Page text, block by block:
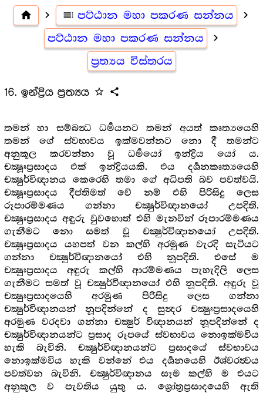
home navigate_next toc පට්ඨාන මහා පකරණ සන්නය navigate_next
පට්ඨාන මහා පකරණ සන්නය navigate_next
ප්‍රත්‍යය විස්තරය
16. ඉන්ද්‍රිය ප්‍රත්‍යය star_outline share
තමන් හා සම්බන්‍ධ ධර්‍මයනට තමන් අයත් කෘත්‍යයෙහි
තමන් ගේ ස්වභාවය ඉක්මවන්නට නො දී තමන්ට
අනුකූල කරවන්නා වූ ධර්‍මයෝ ඉන්ද්‍රිය යෝ ය.
චක්‍ෂූඃප්‍රසාදය එක් ඉන්ද්‍රියයකි. එය දර්‍ශනකෘත්‍යයෙහි
චක්‍ෂුර්විඥානය කෙරෙහි තමා ගේ අධිපති බව පවත්වයි.
චක්‍ෂූඃප්‍රසාදය දීප්තිමත් වේ නම් එහි පිරිසිදු ලෙස
රූපාරම්මණය ගන්නා චක්‍ෂුර්විඥානයෝ උපදිති.
චක්‍ෂුඃප්‍රසාදය අඳුරු වුවහොත් එහි මැනවින් රූපාරම්මණය
ගැනීමට නො සමත් වූ චක්‍ෂුර්විඥානයෝ උපදිති.
චක්‍ෂුඃප්‍රසාදය යහපත් වන කල්හි අරමුණ වැරදි සැටියට
ගන්නා චක්‍ෂුර්විඥානයෝ එහි නූපදිති. එසේ ම
චක්‍ෂුඃප්‍රසාදය අඳුරු කල්හි ආරම්මණය පැහැදිලි ලෙස
ගැනීමට සමත් වූ චක්‍ෂුර්විඥානයෝ එහි නූපදිති. අඳුරු වූ
චක්‍ෂුඃප්‍රසාදයෙහි අරමුණ පිරිසිදු ලෙස ගන්නා
චක්‍ෂුර්විඥානයන් නූපදින්නේ ද සුන්‍දර චක්‍ෂුඃප්‍රසාදයෙහි
අරමුණ වරදවා ගන්නා චක්‍ෂුර් විඥානයන් නූපදින්නේ ද
චක්‍ෂුර්විඥානයන්ට ප්‍රසාද රූපයේ ස්වභාවය නොඉක්මවිය
හැකි බැවිනි. චක්‍ෂුර්විඥානයන්ට ප්‍රසාදයේ ස්වභාවය
නොඉක්මවිය හැකි වන්නේ එය දර්‍ශනයෙහි ඊශ්වරත්‍වය
පවත්වන බැවිනි. චක්‍ෂුර්විඥානය සෑම කල්හි ම එයට
අනුකූල ව පැවතිය යුතු ය. ශ්‍රෝත්‍රප්‍රසාදයෙහි ඇති